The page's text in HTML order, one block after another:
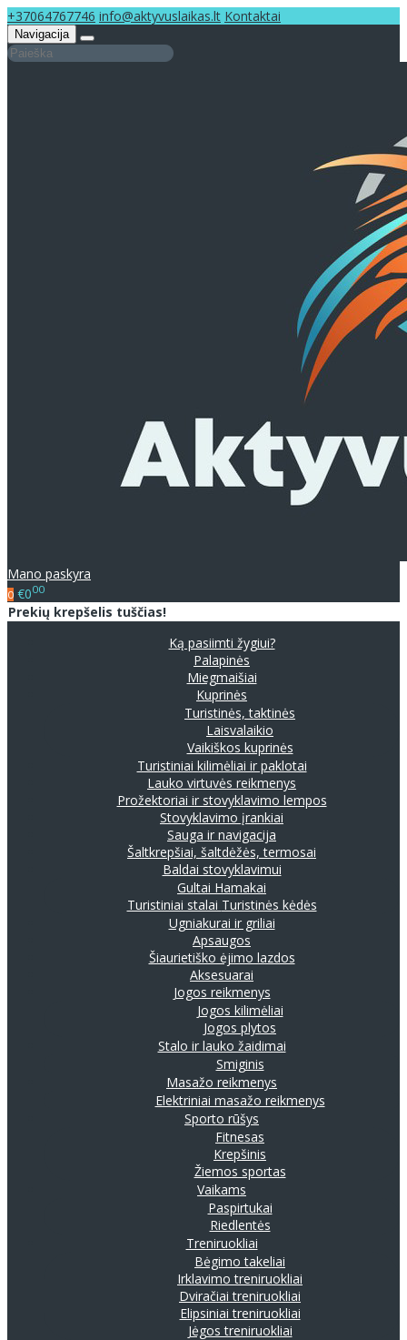
+37064767746 info@aktyvuslaikas.lt Kontaktai
Navigacija
Mano paskyra
0 €000
Prekių krepšelis tuščias!
Ką pasiimti žygiui?
Palapinės
Miegmaišiai
Kuprinės
Turistinės, taktinės
Laisvalaikio
Vaikiškos kuprinės
Turistiniai kilimėliai ir paklotai
Lauko virtuvės reikmenys
Prožektoriai ir stovyklavimo lempos
Stovyklavimo įrankiai
Sauga ir navigacija
Šaltkrepšiai, šaltdėžės, termosai
Baldai stovyklavimui
Gultai Hamakai
Turistiniai stalai Turistinės kėdės
Ugniakurai ir griliai
Apsaugos
Šiaurietiško ėjimo lazdos
Aksesuarai
Jogos reikmenys
Jogos kilimėliai
Jogos plytos
Stalo ir lauko žaidimai
Smiginis
Masažo reikmenys
Elektriniai masažo reikmenys
Sporto rūšys
Fitnesas
Krepšinis
Žiemos sportas
Vaikams
Paspirtukai
Riedlentės
Treniruokliai
Bėgimo takeliai
Irklavimo treniruokliai
Dviračiai treniruokliai
Elipsiniai treniruokliai
Jėgos treniruokliai